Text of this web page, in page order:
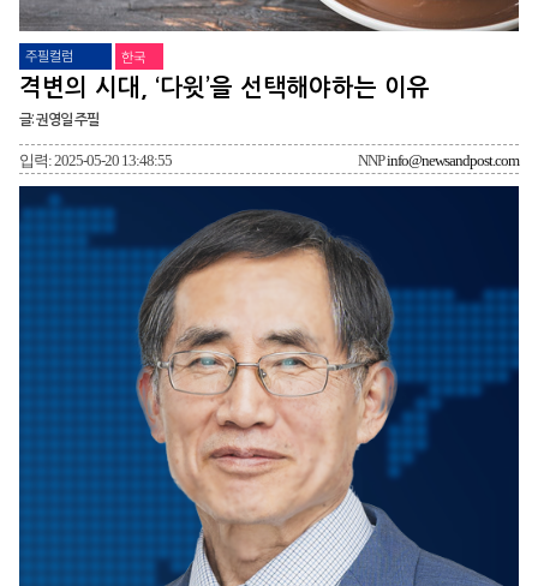
주필컬럼 한국
격변의 시대, ‘다윗’을 선택해야하는 이유
글: 권영일 주필
입력: 2025-05-20 13:48:55 NNPinfo@newsandpost.com